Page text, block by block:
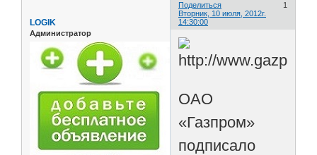
Поделиться
1
Вторник, 10 июля, 2012г.
14:30:00
LOGIK
Администратор
ОАО
«Газпром»
подписало